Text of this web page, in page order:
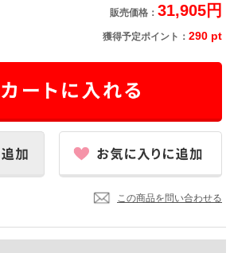
販売価格： 31,905円
獲得予定ポイント： 290 pt
この商品を問い合わせる